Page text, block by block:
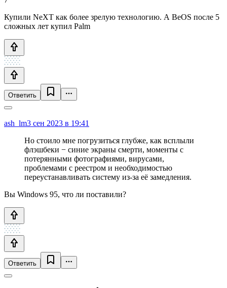
Купили NeXT как более зрелую технологию. А BeOS после 5
сложных лет купил Palm
Ответить
ash_lm3 сен 2023 в 19:41
Но стоило мне погрузиться глубже, как всплыли
флэшбеки − синие экраны смерти, моменты с
потерянными фотографиями, вирусами,
проблемами с реестром и необходимостью
переустанавливать систему из-за её замедления.
Вы Windows 95, что ли поставили?
Ответить